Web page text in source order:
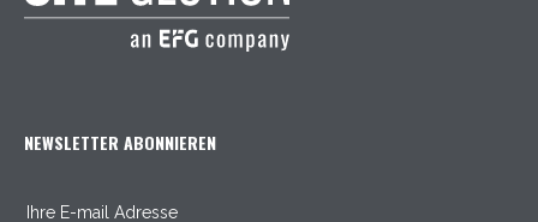
NEWSLETTER ABONNIEREN